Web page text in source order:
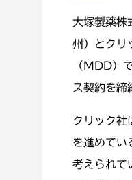
大塚製薬株
州）とクリ
（MDD）
ス契約を締
クリック社
を進めてい
考えられて